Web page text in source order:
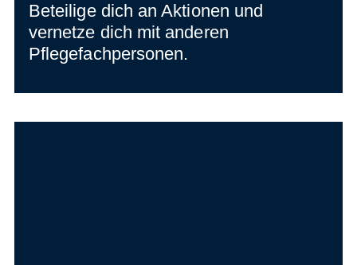
Beteilige dich an Aktionen und
vernetze dich mit anderen
Pflegefachpersonen.